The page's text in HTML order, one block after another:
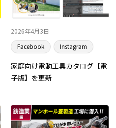
2026年4月3日
Facebook
Instagram
家庭向け電動工具カタログ【電
子版】を更新